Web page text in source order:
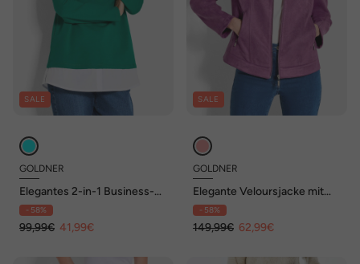
SALE
GOLDNER
Elegantes 2-in-1 Business-
Oberteil
- 58%
99,99€ 41,99€
SALE
GOLDNER
Elegante Veloursjacke mit
Stehkragen
- 58%
149,99€ 62,99€